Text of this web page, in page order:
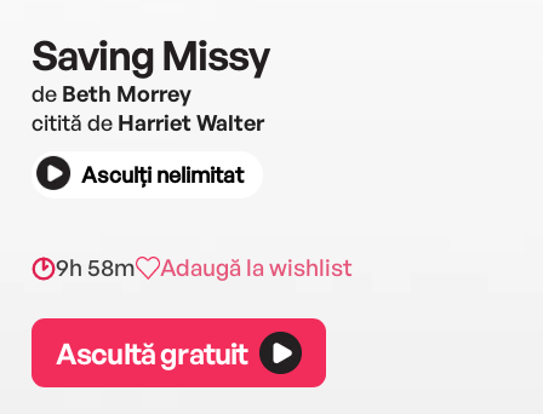
Saving Missy
de Beth Morrey
citită de Harriet Walter
Asculți nelimitat
9h 58m Adaugă la wishlist
Ascultă gratuit